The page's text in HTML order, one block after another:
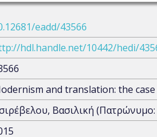
eadd/43566
hdl.handle.net/10442/hedi/
and translation: the case
Βασιλική (Πατρώνυμο: